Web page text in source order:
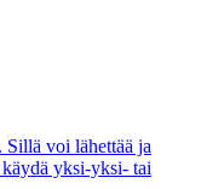
voi lähettää ja
yksi‑yksi- tai